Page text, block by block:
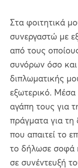
Στα φοιτητικά
συνεργαστώ με
από τους
συνόρων όσο
διπλωματικής
εξωτερικό. Μέσα
αγάπη τους για
πράγματα για τη
που απαιτεί το
το δήλωσε σοφά
σε συνέντευξή